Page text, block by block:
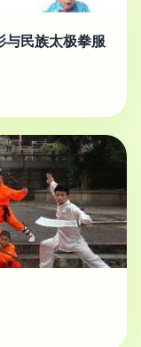
与民族太极拳服